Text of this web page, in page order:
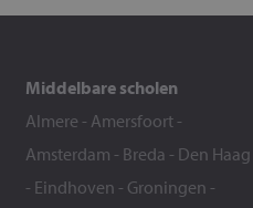
Middelbare scholen
Almere - Amersfoort -
Amsterdam - Breda - Den Haag
- Eindhoven - Groningen -